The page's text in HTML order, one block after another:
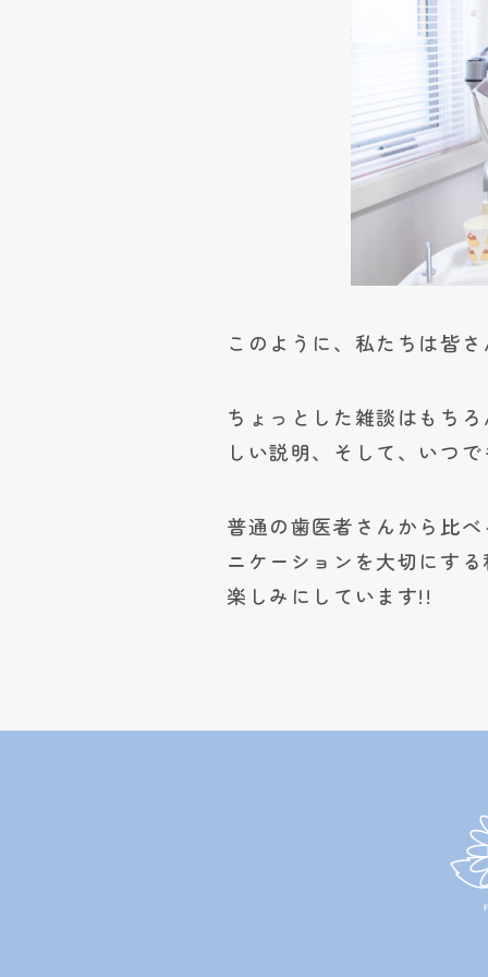
このように、私たちは皆
ちょっとした雑談はもち
しい説明、そして、いつ
普通の歯医者さんから比
ニケーションを大切にす
楽しみにしています!!